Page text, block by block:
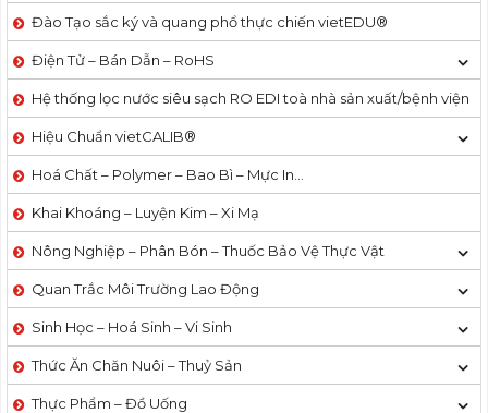
Đào Tạo sắc ký và quang phổ thực chiến vietEDU®
Điện Tử – Bán Dẫn – RoHS
Hệ thống lọc nước siêu sạch RO EDI​​ toà nhà sản xuất/bệnh viện
Hiệu Chuẩn vietCALIB®
Hoá Chất – Polymer – Bao Bì – Mực In…
Khai Khoáng – Luyện Kim – Xi Mạ
Nông Nghiệp – Phân Bón – Thuốc Bảo Vệ Thực Vật
Quan Trắc Môi Trường Lao Động
Sinh Học – Hoá Sinh – Vi Sinh
Thức Ăn Chăn Nuôi – Thuỷ Sản
Thực Phẩm – Đồ Uống